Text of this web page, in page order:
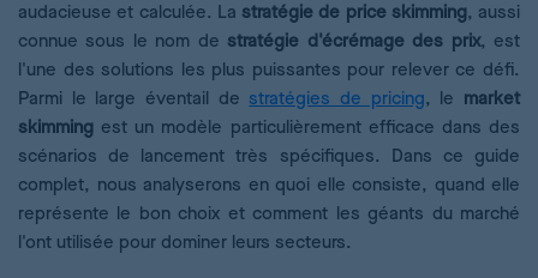
audacieuse et calculée. La stratégie de price skimming, aussi
connue sous le nom de stratégie d'écrémage des prix, est
l'une des solutions les plus puissantes pour relever ce défi.
Parmi le large éventail destratégies de pricing, le market
skimming est un modèle particulièrement efficace dans des
scénarios de lancement très spécifiques. Dans ce guide
complet, nous analyserons en quoi elle consiste, quand elle
représente le bon choix et comment les géants du marché
l'ont utilisée pour dominer leurs secteurs.